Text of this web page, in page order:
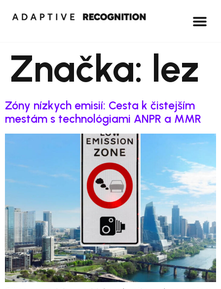
Značka: lez
Zóny nízkych emisií: Cesta k čistejším
mestám s technológiami ANPR a MMR